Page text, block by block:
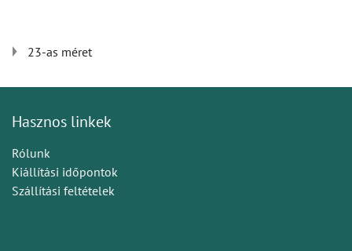
23-as méret
Hasznos linkek
Rólunk
Kiállítási időpontok
Szállítási feltételek